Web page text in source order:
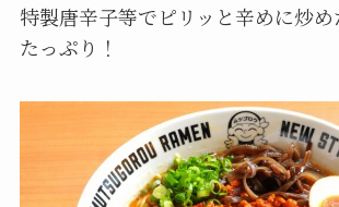
特製唐辛子等でピリッと辛めに炒
たっぷり！